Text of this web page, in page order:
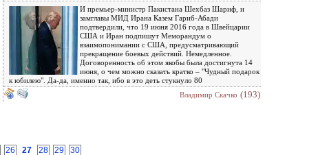
И премьер-министр Пакистана Шехбаз Шариф, и
замглавы МИД Ирана Казем Гариб-Абади
подтвердили, что 19 июня 2016 года в Швейцарии
США и Иран подпишут Меморандум о
взаимопонимании с США, предусматривающий
прекращение боевых действий. Немедленное.
Договоренность об этом якобы была достигнута 14
июня, о чем можно сказать кратко – "Чудный подарок
к юбилею". Да-да, именно так, ибо в это деть стукнуло 80
Владимир Скачко (193)
26 27 28 29 30